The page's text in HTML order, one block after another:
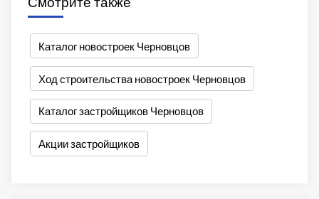
Каталог новостроек Черновцов
Ход строительства новостроек Черновцов
Каталог застройщиков Черновцов
Акции застройщиков